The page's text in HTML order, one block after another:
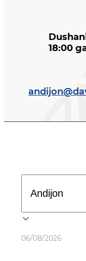
18:00
06/08/2026